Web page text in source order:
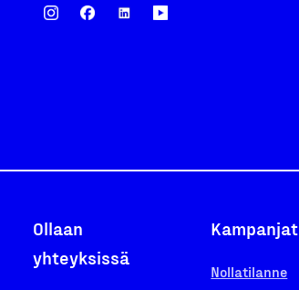
Ollaan
yhteyksissä
Kampanjat
Nollatilanne